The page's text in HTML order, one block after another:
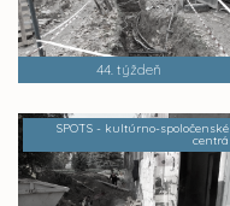
44. týždeň
SPOTS - kultúrno-spoločenské
centrá